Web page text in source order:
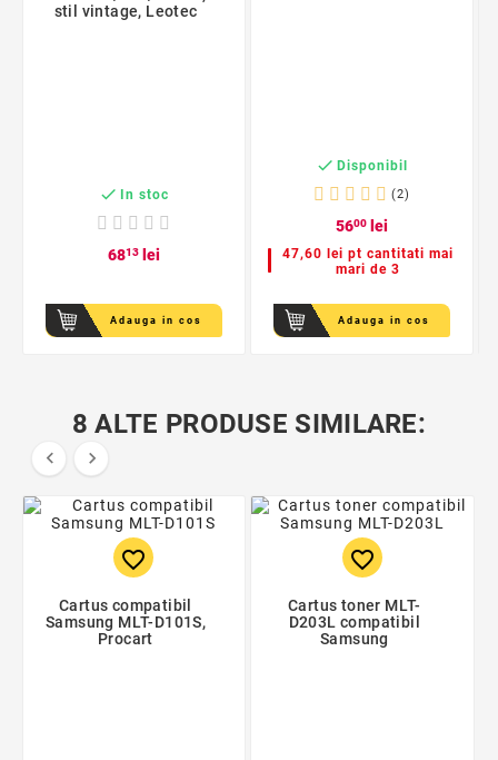
stil vintage, Leotec
 In stoc
6813lei
Adauga in cos
 Disponibil
(2)
5600lei
47,60 lei pt cantitati mai
mari de 3
Adauga in cos
8 ALTE PRODUSE SIMILARE:
 
favorite_border
Cartus compatibil
Samsung MLT-D101S,
Procart
favorite_border
Cartus toner MLT-
D203L compatibil
Samsung